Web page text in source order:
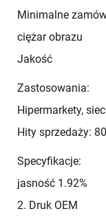
Minimalne
ciężar obrazu
Jakość
Zastosowania:
Hipermarkety,
Hity sprzedaży:
Specyfikacje:
jasność 1.92%
2. Druk OEM